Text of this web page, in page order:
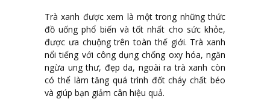
Trà xanh được xem là một trong những thức
đồ uống phổ biến và tốt nhất cho sức khỏe,
được ưa chuộng trên toàn thế giới. Trà xanh
nổi tiếng với công dụng chống oxy hóa, ngăn
ngừa ung thư, đẹp da, ngoài ra trà xanh còn
có thể làm tăng quá trình đốt cháy chất béo
và giúp bạn giảm cân hiệu quả.